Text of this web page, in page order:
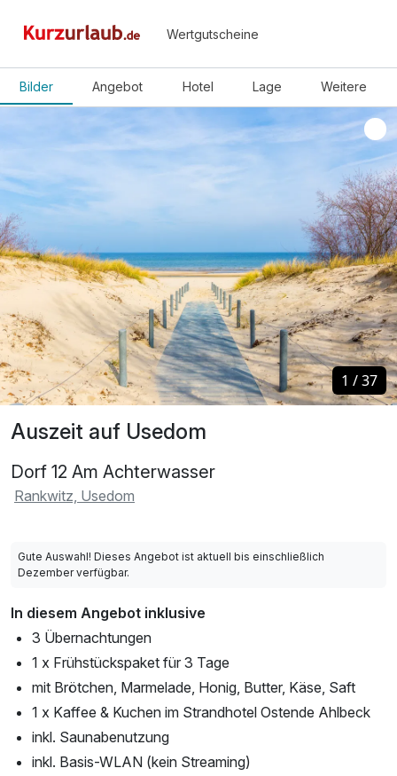
Wertgutscheine
Bilder Angebot Hotel Lage Weitere
Auszeit auf Usedom
Dorf 12 Am Achterwasser
Rankwitz, Usedom
1 /37
1 /37
Gute Auswahl! Dieses Angebot ist aktuell bis einschließlich
Dezember verfügbar.
In diesem Angebot inklusive
3 Übernachtungen
1 x Frühstückspaket für 3 Tage
mit Brötchen, Marmelade, Honig, Butter, Käse, Saft
1 x Kaffee & Kuchen im Strandhotel Ostende Ahlbeck
inkl. Saunabenutzung
inkl. Basis-WLAN (kein Streaming)